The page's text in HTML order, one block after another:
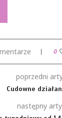
0
poprzedni
Cudowne
następny